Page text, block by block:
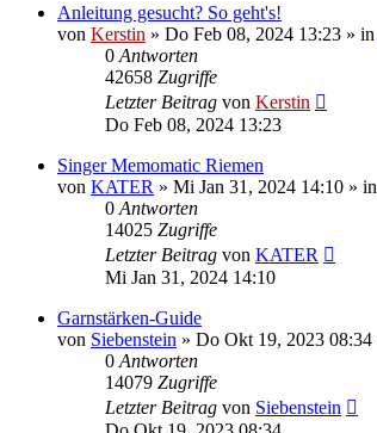
Anleitung gesucht? So geht's!
von Kerstin » Do Feb 08, 2024 13:23 » in
0 Antworten
42658 Zugriffe
Letzter Beitrag von Kerstin
Do Feb 08, 2024 13:23
Singer Memomatic Riemen
von KATER » Mi Jan 31, 2024 14:10 » in
0 Antworten
14025 Zugriffe
Letzter Beitrag von KATER
Mi Jan 31, 2024 14:10
Garnstärken-Guide
von Siebenstein » Do Okt 19, 2023 08:34
0 Antworten
14079 Zugriffe
Letzter Beitrag von Siebenstein